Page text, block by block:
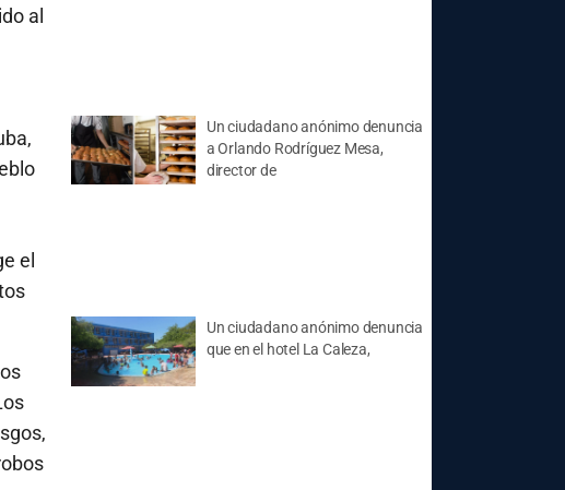
al
el
Un ciudadano anónimo denuncia
a Orlando Rodríguez Mesa,
director de
Un ciudadano anónimo denuncia
que en el hotel La Caleza,